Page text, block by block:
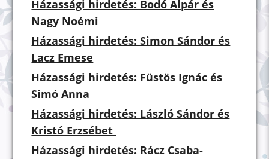
Házassági hirdetés: Bodó Alpár és
Nagy Noémi
Házassági hirdetés: Simon Sándor és
Lacz Emese
Házassági hirdetés: Füstös Ignác és
Simó Anna
Házassági hirdetés: László Sándor és
Kristó Erzsébet
Házassági hirdetés: Rácz Csaba-